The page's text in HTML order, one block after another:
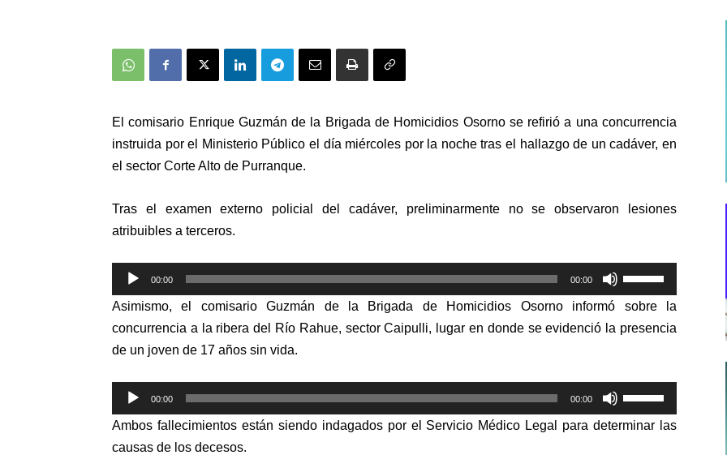
El comisario Enrique Guzmán de la Brigada de Homicidios Osorno se refirió a una concurrencia
instruida por el Ministerio Público el día miércoles por la noche tras el hallazgo de un cadáver, en
el sector Corte Alto de Purranque.
Tras el examen externo policial del cadáver, preliminarmente no se observaron lesiones
atribuibles a terceros.
Reproductor
de
audio
00:00 00:00
las
teclas
de
para
aumentar
Asimismo, el comisario Guzmán de la Brigada de Homicidios Osorno informó sobre la
concurrencia a la ribera del Río Rahue, sector Caipulli,
lugar en donde se evidenció la presencia
de un joven de 17 años sin vida.
Reproductor
de
audio
00:00 00:00
las
teclas
Ambos fallecimientos están siendo indagados por el Servicio Médico Legal para determinar las
causas de los decesos.